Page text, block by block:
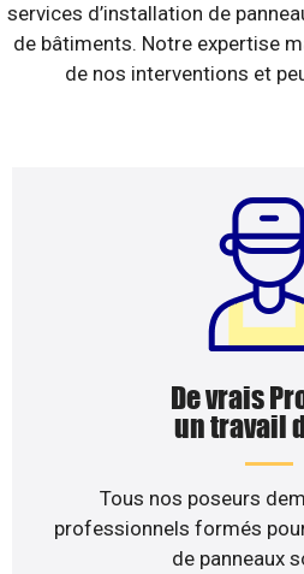
services d’installation de
de bâtiments. Notre expertise
de nos interventions et
De vrais
un travail
Tous nos poseurs
professionnels formés
de panneaux